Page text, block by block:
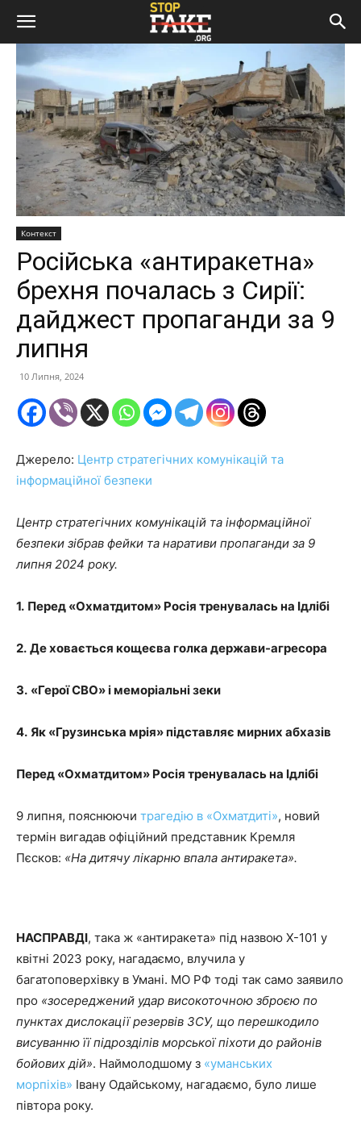
Контекст
Російська «антиракетна»
брехня почалась з Сирії:
дайджест пропаганди за 9
липня
10 Липня, 2024
Джерело: Центр стратегічних комунікацій та
інформаційної безпеки
Центр стратегічних комунікацій та інформаційної
безпеки зібрав фейки та наративи пропаганди за 9
липня 2024 року.
1. Перед «Охматдитом» Росія тренувалась на Ідлібі
2. Де ховається кощеєва голка держави-агресора
3. «Герої СВО» і меморіальні зеки
4. Як «Грузинська мрія» підставляє мирних абхазів
Перед «Охматдитом» Росія тренувалась на Ідлібі
9 липня, пояснюючи трагедію в «Охматдиті», новий
термін вигадав офіційний представник Кремля
Пєсков: «На дитячу лікарню впала антиракета».
НАСПРАВДІ, така ж «антиракета» під назвою Х-101 у
квітні 2023 року, нагадаємо, влучила у
багатоповерхівку в Умані. МО РФ тоді так само заявило
про «зосереджений удар високоточною зброєю по
пунктах дислокації резервів ЗСУ, що перешкодило
висуванню її підрозділів морської піхоти до районів
бойових дій». Наймолодшому з «уманських
морпіхів» Івану Одайському, нагадаємо, було лише
півтора року.